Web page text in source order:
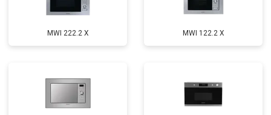
MWI 222.2 X MWI 122.2 X